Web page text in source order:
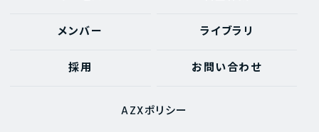
メンバー ライブラリ
採用 お問い合わせ
AZXポリシー